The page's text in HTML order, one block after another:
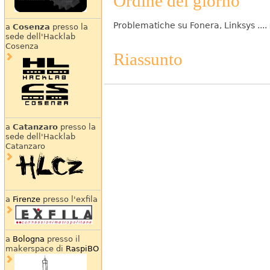
a Cosenza presso la
sede dell'Hacklab
Cosenza
a Catanzaropresso la
sede dell'Hacklab
Catanzaro
a Firenzepresso l'exfila
a Bologna presso il
makerspace di RaspiBO
Problematiche su Fonera, Linksys ....
Riassunto